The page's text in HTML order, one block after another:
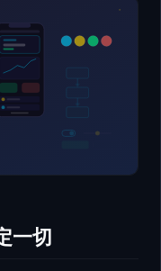
一切